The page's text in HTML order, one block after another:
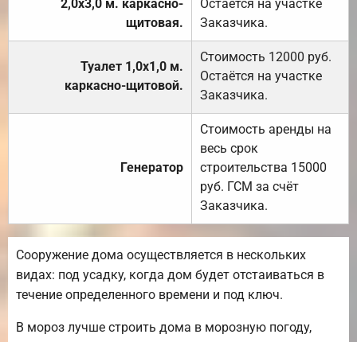
2,0х3,0 м. каркасно-
щитовая.
Остаётся на участке
Заказчика.
Туалет 1,0х1,0 м.
каркасно-щитовой.
Стоимость 12000 руб.
Остаётся на участке
Заказчика.
Генератор
Стоимость аренды на
весь срок
строительства 15000
руб. ГСМ за счёт
Заказчика.
Сооружение дома осуществляется в нескольких
видах: под усадку, когда дом будет отстаиваться в
течение определенного времени и под ключ.
В мороз лучше строить дома в морозную погоду,